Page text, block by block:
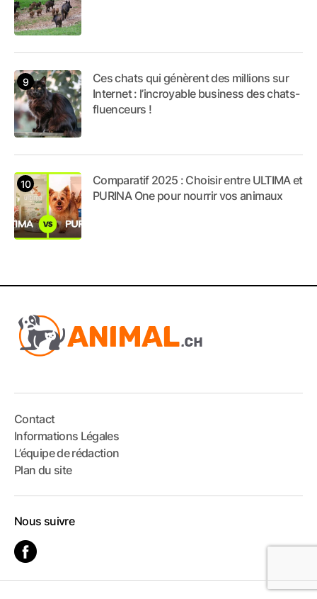
Ces chats qui génèrent des millions sur
Internet : l’incroyable business des chats-
fluenceurs !
Comparatif 2025 : Choisir entre ULTIMA et
PURINA One pour nourrir vos animaux
Contact
Informations Légales
L’équipe de rédaction
Plan du site
Nous suivre